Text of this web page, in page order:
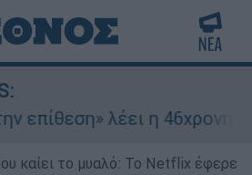
η 46χρονη - Τι
καίει το μυαλό: Το Netflix έφερε